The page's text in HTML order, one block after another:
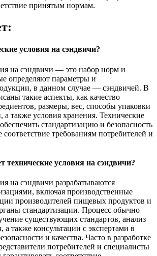
принятым нормам.
условия на сэндвичи?
на сэндвичи — это набор норм и
определяют параметры и
в данном случае — сэндвичей. В
такие аспекты, как качество
размеры, вес, способы упаковки
а также условия хранения. Технические
стандартизацию и безопасность
требованиям потребителей и
технические условия на сэндвичи?
на сэндвичи разрабатываются
включая производственные
производителей пищевых продуктов и
стандартизации. Процесс обычно
существующих стандартов, анализ
а также консультации с экспертами в
и качества. Часто в разработке
потребителей и специалисты